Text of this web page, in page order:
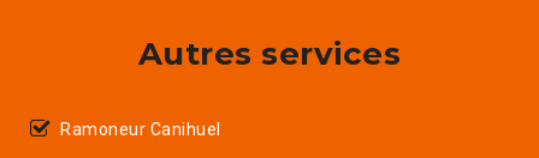
Autres services
Ramoneur Canihuel